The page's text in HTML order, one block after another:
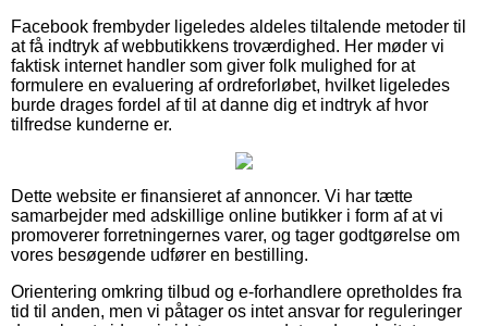
Facebook frembyder ligeledes aldeles tiltalende metoder til
at få indtryk af webbutikkens troværdighed. Her møder vi
faktisk internet handler som giver folk mulighed for at
formulere en evaluering af ordreforløbet, hvilket ligeledes
burde drages fordel af til at danne dig et indtryk af hvor
tilfredse kunderne er.
Dette website er finansieret af annoncer. Vi har tætte
samarbejder med adskillige online butikker i form af at vi
promoverer forretningernes varer, og tager godtgørelse om
vores besøgende udfører en bestilling.
Orientering omkring tilbud og e-forhandlere opretholdes fra
tid til anden, men vi påtager os intet ansvar for reguleringer